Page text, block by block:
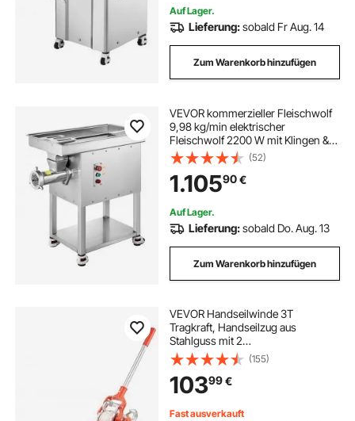
Auf Lager.
Lieferung:sobald Fr Aug. 14
Zum Warenkorb hinzufügen
VEVOR kommerzieller Fleischwolf
9,98 kg/min elektrischer
Fleischwolf 2200 W mit Klingen &
Mahlplatten, Wurstmaschine,
gewerblicher Fleischwolf aus
Edelstahl für Küche Restaurant
Metzgerei
(52)
1.10590€
Auf Lager.
Lieferung:sobald Do. Aug. 13
Zum Warenkorb hinzufügen
VEVOR Handseilwinde 3T
Tragkraft, Handseilzug aus
Stahlguss mit 2
Sicherheitslasthaken 10,6 m Seil
aus Polyester Handgriff & 2
Ratsche, Rücklaufsicher
Handhebelseilzug für Werkstatt
Garage Anhänger
(155)
10399€
Fast ausverkauft